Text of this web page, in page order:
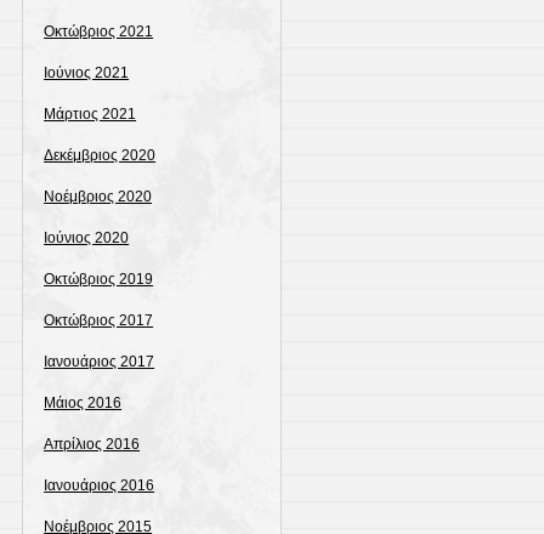
Οκτώβριος 2021
Ιούνιος 2021
Μάρτιος 2021
Δεκέμβριος 2020
Νοέμβριος 2020
Ιούνιος 2020
Οκτώβριος 2019
Οκτώβριος 2017
Ιανουάριος 2017
Μάιος 2016
Απρίλιος 2016
Ιανουάριος 2016
Νοέμβριος 2015